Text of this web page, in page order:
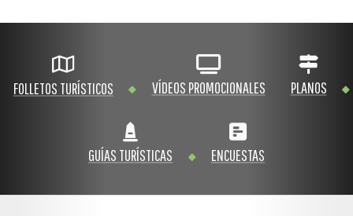
FOLLETOS TURÍSTICOS VÍDEOS PROMOCIONALES PLANOS
GUÍAS TURÍSTICAS ENCUESTAS